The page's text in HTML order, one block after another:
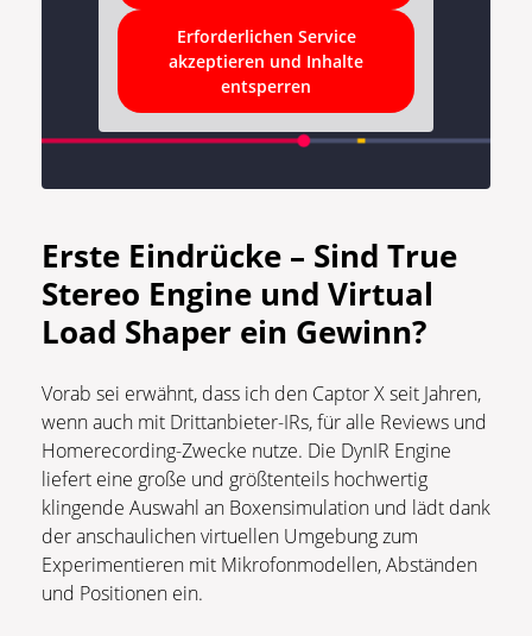
Erforderlichen Service
akzeptieren und Inhalte
entsperren
Erste Eindrücke – Sind True
Stereo Engine und Virtual
Load Shaper ein Gewinn?
Vorab sei erwähnt, dass ich den Captor X seit Jahren,
wenn auch mit Drittanbieter-IRs, für alle Reviews und
Homerecording-Zwecke nutze. Die DynIR Engine
liefert eine große und größtenteils hochwertig
klingende Auswahl an Boxensimulation und lädt dank
der anschaulichen virtuellen Umgebung zum
Experimentieren mit Mikrofonmodellen, Abständen
und Positionen ein.